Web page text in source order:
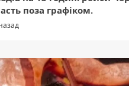
поза графіком.